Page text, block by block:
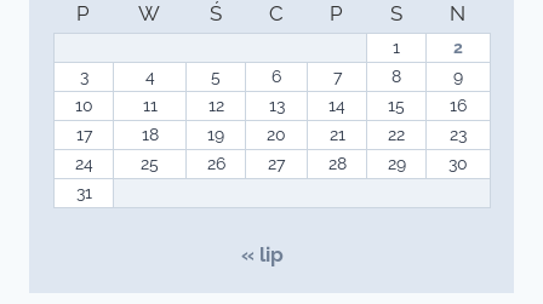
P
W Ś C P S N
1
2
3
4 5 6 7 8
9
10
11 12 13 14 15
16
17
18 19 20 21 22
23
24
25 26 27 28 29
30
31
« lip